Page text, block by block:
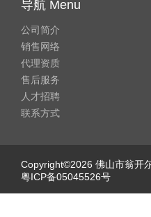
导航 Menu
公司简介
销售网络
代理资质
售后服务
人才招聘
联系方式
Copyright©2026 佛山市翁开
粤ICP备05045526号